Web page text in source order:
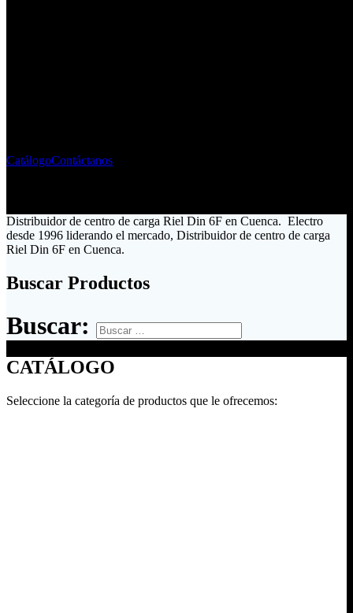
CatálogoContáctanos
Distribuidor de centro de carga Riel Din 6F en Cuenca. Electro
desde 1996 liderando el mercado, Distribuidor de centro de carga
Riel Din 6F en Cuenca.
Buscar Productos
Buscar:
CATÁLOGO
Seleccione la categoría de productos que le ofrecemos: